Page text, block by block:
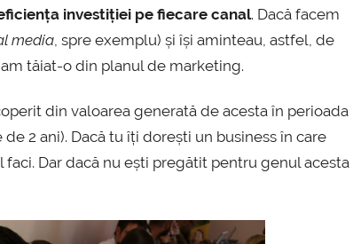
investiției pe fiecare canal. Dacă facem
media, spre exemplu) și își aminteau, astfel, de
tăiat-o din planul de marketing.
din valoarea generată de acesta în perioada
2 ani). Dacă tu îți dorești un business în care
Dar dacă nu ești pregătit pentru genul acesta